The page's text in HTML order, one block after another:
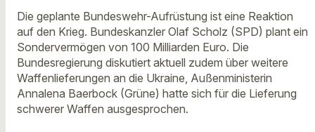
Die geplante Bundeswehr-Aufrüstung ist eine Reaktion
auf den Krieg. Bundeskanzler Olaf Scholz (SPD) plant ein
Sondervermögen von 100 Milliarden Euro. Die
Bundesregierung diskutiert aktuell zudem über weitere
Waffenlieferungen an die Ukraine, Außenministerin
Annalena Baerbock (Grüne) hatte sich für die Lieferung
schwerer Waffen ausgesprochen.